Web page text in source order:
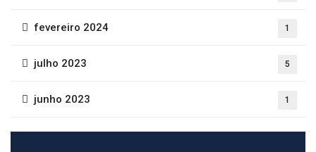
fevereiro 2024 1
julho 2023 5
junho 2023 1